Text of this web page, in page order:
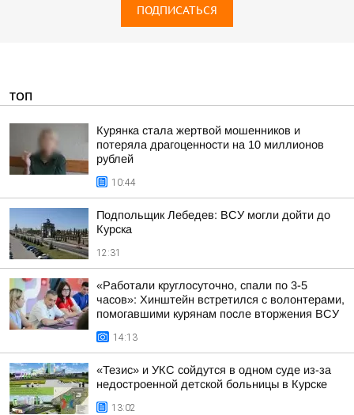
ПОДПИСАТЬСЯ
ТОП
Курянка стала жертвой мошенников и
потеряла драгоценности на 10 миллионов
рублей
10:44
Подпольщик Лебедев: ВСУ могли дойти до
Курска
12:31
«Работали круглосуточно, спали по 3-5
часов»: Хинштейн встретился с волонтерами,
помогавшими курянам после вторжения ВСУ
14:13
«Тезис» и УКС сойдутся в одном суде из-за
недостроенной детской больницы в Курске
13:02